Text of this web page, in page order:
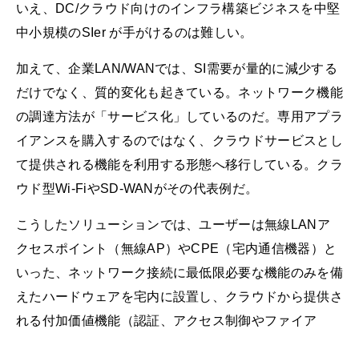
いえ、DC/クラウド向けのインフラ構築ビジネスを中堅
中小規模のSIer が手がけるのは難しい。
加えて、企業LAN/WANでは、SI需要が量的に減少する
だけでなく、質的変化も起きている。ネットワーク機能
の調達方法が「サービス化」しているのだ。専用アプラ
イアンスを購入するのではなく、クラウドサービスとし
て提供される機能を利用する形態へ移行している。クラ
ウド型Wi-FiやSD-WANがその代表例だ。
こうしたソリューションでは、ユーザーは無線LANア
クセスポイント（無線AP）やCPE（宅内通信機器）と
いった、ネットワーク接続に最低限必要な機能のみを備
えたハードウェアを宅内に設置し、クラウドから提供さ
れる付加価値機能（認証、アクセス制御やファイア